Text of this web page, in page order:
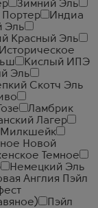
Зимний Эль
Портер
Индиа
Эль
Красный Эль
Историческое
Кислый ИПЭ
Эль
Скотч Эль
Ламбрик
Лагер
Милкшейк
Новой
Темное
Немецкий Эль
Англия Пэйл
Пэйл